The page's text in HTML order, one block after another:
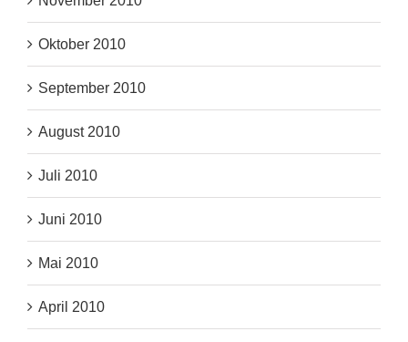
Oktober 2010
September 2010
August 2010
Juli 2010
Juni 2010
Mai 2010
April 2010